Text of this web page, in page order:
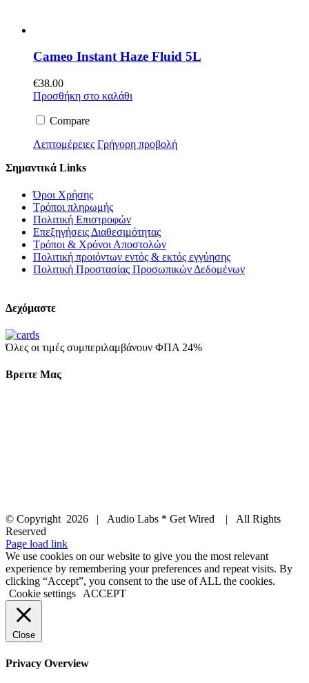
Cameo Instant Haze Fluid 5L
€38.00
Προσθήκη στο καλάθι
Compare
Λεπτομέρειες Γρήγορη προβολή
Σημαντικά Links
Όροι Χρήσης
Τρόποι πληρωμής
Πολιτική Επιστροφών
Επεξηγήσεις Διαθεσιμότητας
Τρόποι & Χρόνοι Αποστολών
Πολιτική προιόντων εντός & εκτός εγγύησης
Πολιτική Προστασίας Προσωπικών Δεδομένων
Δεχόμαστε
Όλες οι τιμές συμπεριλαμβάνουν ΦΠΑ 24%
Βρειτε Μας
© Copyright 2026 | Audio Labs * Get Wired | All Rights
Reserved
Facebook
Instagram
YouTube
LinkedIn
X
Page load link
We use cookies on our website to give you the most relevant
experience by remembering your preferences and repeat visits. By
clicking “Accept”, you consent to the use of ALL the cookies.
Cookie settings ACCEPT
Close
Privacy Overview